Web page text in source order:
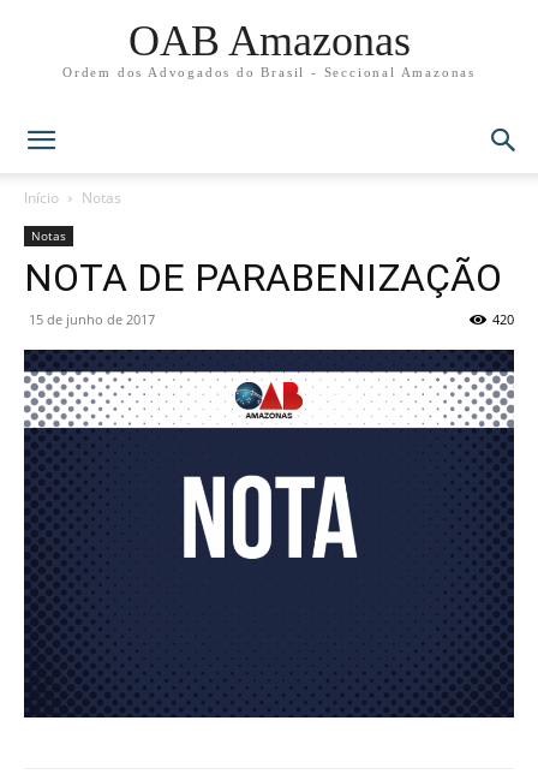
OAB Amazonas
Ordem dos Advogados do Brasil - Seccional Amazonas
Início Notas
Notas
NOTA DE PARABENIZAÇÃO
15 de junho de 2017 420